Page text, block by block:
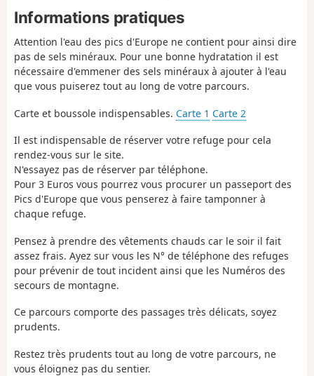
Informations pratiques
Attention l'eau des pics d'Europe ne contient pour ainsi dire
pas de sels minéraux. Pour une bonne hydratation il est
nécessaire d'emmener des sels minéraux à ajouter à l'eau
que vous puiserez tout au long de votre parcours.
Carte et boussole indispensables. Carte 1 Carte 2
Il est indispensable de réserver votre refuge pour cela
rendez-vous sur le site.
N'essayez pas de réserver par téléphone.
Pour 3 Euros vous pourrez vous procurer un passeport des
Pics d'Europe que vous penserez à faire tamponner à
chaque refuge.
Pensez à prendre des vêtements chauds car le soir il fait
assez frais. Ayez sur vous les N° de téléphone des refuges
pour prévenir de tout incident ainsi que les Numéros des
secours de montagne.
Ce parcours comporte des passages très délicats, soyez
prudents.
Restez très prudents tout au long de votre parcours, ne
vous éloignez pas du sentier.